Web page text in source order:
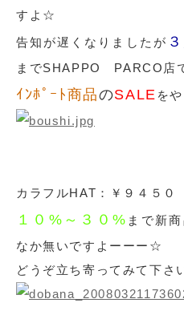
すよ☆
告知が遅くなりましたが
までSHAPPO PARCO
ｲﾝﾎﾟｰﾄ商品のSALE を
カラフルHAT：￥９４５０
１０%～３０% まで新
なか無いですよーーー☆
どうぞ立ち寄ってみて下さ